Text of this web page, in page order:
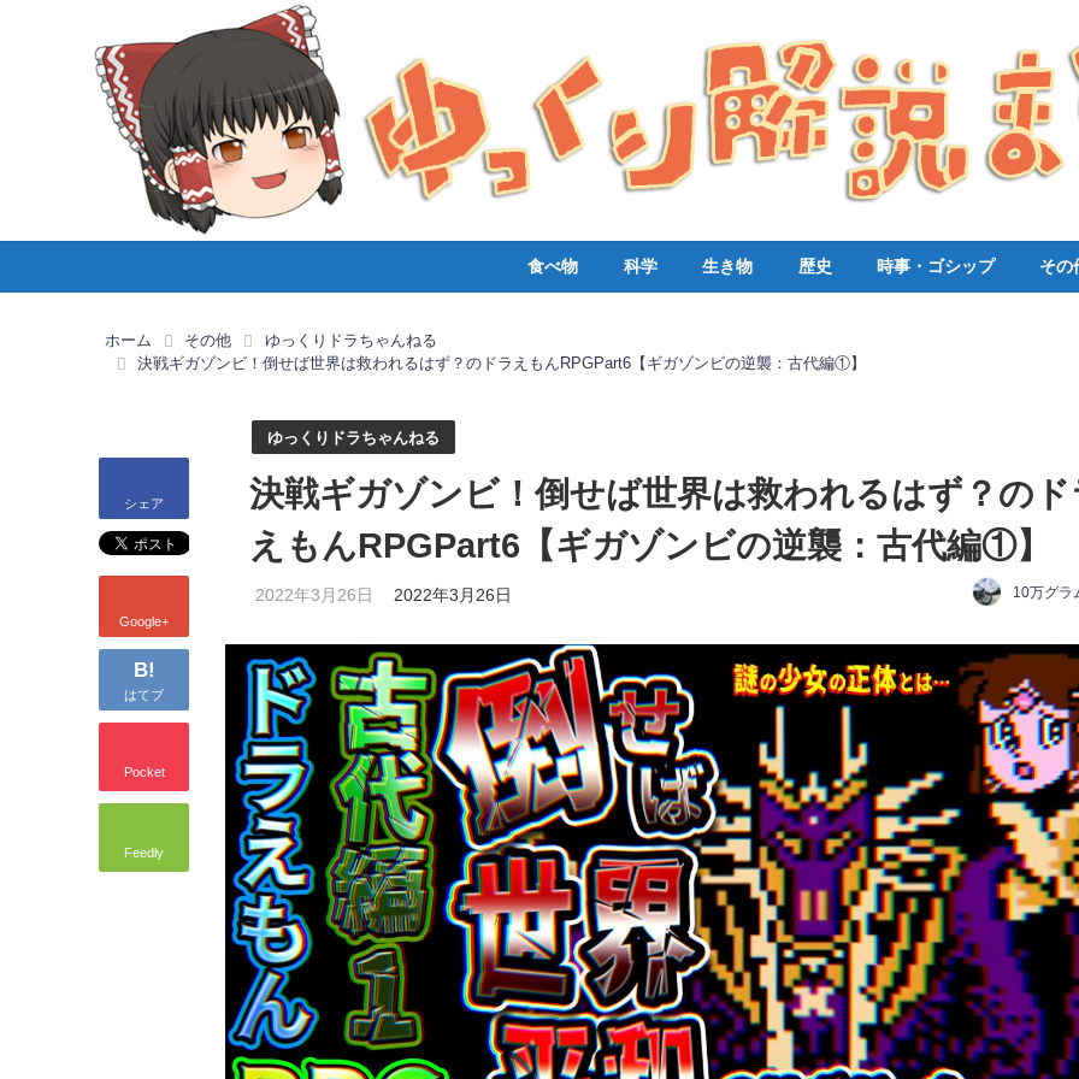
食べ物 科学 生き物 歴史 時事・ゴシップ その
ホーム その他
ゆっくりドラちゃんねる
決戦ギガゾンビ！倒せば世界は救われるはず？のドラえもんRPGPart6【ギガゾンビの逆襲：古代編①】
シェア
Google+
B!
はてブ
Pocket
Feedly
ゆっくりドラちゃんねる
決戦ギガゾンビ！倒せば世界は救われるはず？のド
えもんRPGPart6【ギガゾンビの逆襲：古代編①】
2022年3月26日 2022年3月26日 10万グラ